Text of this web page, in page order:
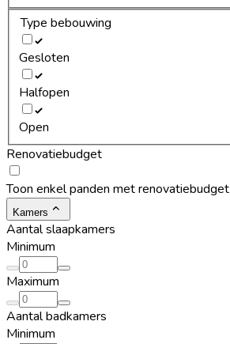
Type bebouwing
Gesloten
Halfopen
Open
Renovatiebudget
Toon enkel panden met renovatiebudget
Kamers
Aantal slaapkamers
Minimum
Maximum
Aantal badkamers
Minimum